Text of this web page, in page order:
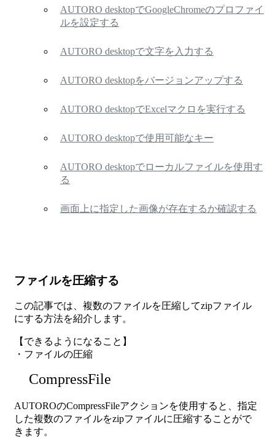
AUTORO desktopでGoogleChromeのプロファイ
ルを設定する
AUTORO desktopで文字を入力する
AUTORO desktopをバージョンアップする
AUTORO desktopでExcelマクロを実行する
AUTORO desktopで使用可能なキー
AUTORO desktopでローカルファイルを使用す
る
画面上に指定した画像が存在するか確認する
ファイルを圧縮する
この記事では、複数のファイルを圧縮してzipファイル
にする方法を紹介します。
【できるようになること】
・ファイルの圧縮
CompressFile
AUTOROのCompressFileアクションを使用すると、指定
した複数のファイルをzipファイルに圧縮することがで
きます。